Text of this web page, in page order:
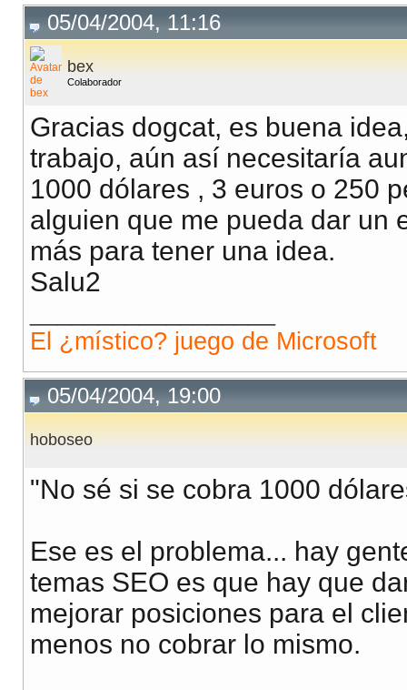
05/04/2004, 11:16
bex
Colaborador
Gracias dogcat, es buena
trabajo, aún así necesitaría
1000 dólares , 3 euros o 250
alguien que me pueda dar un
más para tener una idea.
Salu2
El ¿místico? juego de Microsoft
05/04/2004, 19:00
hoboseo
"No sé si se cobra 1000
Ese es el problema... hay
temas SEO es que hay que
mejorar posiciones para el
menos no cobrar lo mismo.